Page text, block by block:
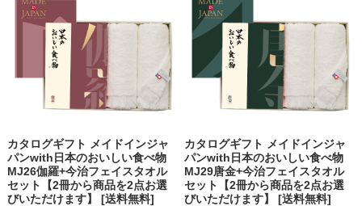
カタログギフト メイドインジャ
パンwith日本のおいしい食べ物
MJ26伽羅+今治フェイスタオル
セット【2冊から商品を2点お選
びいただけます】 [送料無料]
カタログギフト メイドインジャ
パンwith日本のおいしい食べ物
MJ29唐金+今治フェイスタオル
セット【2冊から商品を2点お選
びいただけます】 [送料無料]